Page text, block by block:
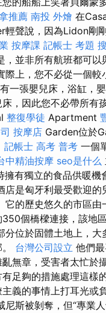
推薦 南投 外燴 在
輕聲說，因為Lidon剛
按摩課 記帳士 考題
，並非所有航班都可以
際上，您不必從一個較
一張嬰兒床，浴缸，
，因此您不必帶所有
整復學徒 Apartment
按摩店 Garden位於
記帳士 高考 普考 一個
中精油按摩 seo是什么
有獨立的食品供暖機
店是匈牙利最受歡迎的
它的歷史悠久的市區由
個橋樑連接，該地區
分位於固體土地上，大
台灣公司設立 他們
無章，受害者太忙於
有足夠的措施處理這樣
義的事情上打耳光或
尼斯被剝奪，但“專業